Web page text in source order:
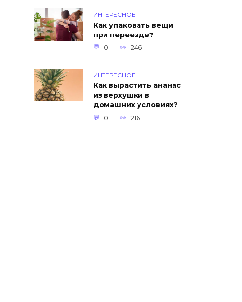
ИНТЕРЕСНОЕ
Как упаковать вещи
при переезде?
0 246
ИНТЕРЕСНОЕ
Как вырастить ананас
из верхушки в
домашних условиях?
0 216